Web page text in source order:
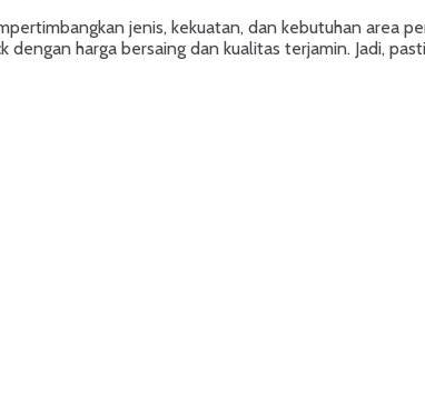
jenis, kekuatan, dan kebutuhan area
harga bersaing dan kualitas terjamin. Jadi,